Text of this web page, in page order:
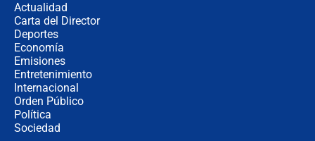
Actualidad
Carta del Director
Deportes
Economía
Emisiones
Entretenimiento
Internacional
Orden Público
Política
Sociedad